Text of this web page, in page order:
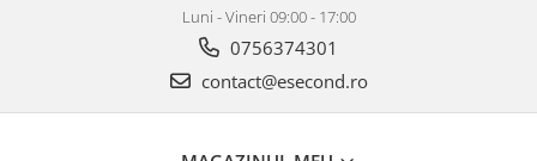
Luni - Vineri 09:00 - 17:00
0756374301
contact@esecond.ro